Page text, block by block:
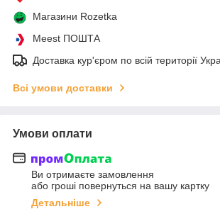
Магазини Rozetka
Meest ПОШТА
Доставка кур'єром по всій території
Всі умови доставки
Умови оплати
Ви отримаєте замовлення
або гроші повернуться на вашу картку
Детальніше